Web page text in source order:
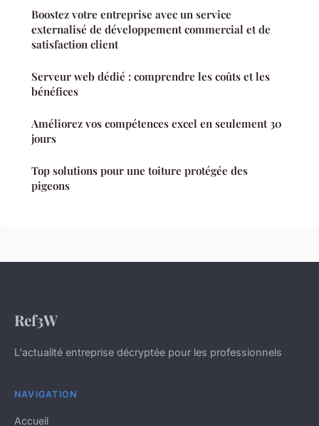
Boostez votre entreprise avec un service
externalisé de développement commercial et de
satisfaction client
Serveur web dédié : comprendre les coûts et les
bénéfices
Améliorez vos compétences excel en seulement 30
jours
Top solutions pour une toiture protégée des
pigeons
Ref3W
L'actualité entreprise décryptée pour les professionnels
NAVIGATION
Accueil